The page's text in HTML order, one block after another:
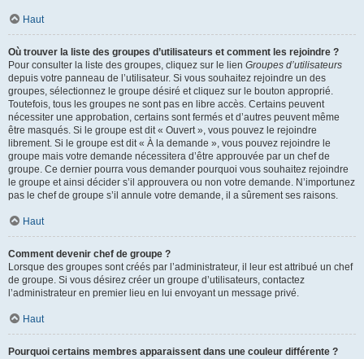
Haut
Où trouver la liste des groupes d’utilisateurs et comment les rejoindre ?
Pour consulter la liste des groupes, cliquez sur le lien Groupes d’utilisateurs
depuis votre panneau de l’utilisateur. Si vous souhaitez rejoindre un des
groupes, sélectionnez le groupe désiré et cliquez sur le bouton approprié.
Toutefois, tous les groupes ne sont pas en libre accès. Certains peuvent
nécessiter une approbation, certains sont fermés et d’autres peuvent même
être masqués. Si le groupe est dit « Ouvert », vous pouvez le rejoindre
librement. Si le groupe est dit « À la demande », vous pouvez rejoindre le
groupe mais votre demande nécessitera d’être approuvée par un chef de
groupe. Ce dernier pourra vous demander pourquoi vous souhaitez rejoindre
le groupe et ainsi décider s’il approuvera ou non votre demande. N’importunez
pas le chef de groupe s’il annule votre demande, il a sûrement ses raisons.
Haut
Comment devenir chef de groupe ?
Lorsque des groupes sont créés par l’administrateur, il leur est attribué un chef
de groupe. Si vous désirez créer un groupe d’utilisateurs, contactez
l’administrateur en premier lieu en lui envoyant un message privé.
Haut
Pourquoi certains membres apparaissent dans une couleur différente ?